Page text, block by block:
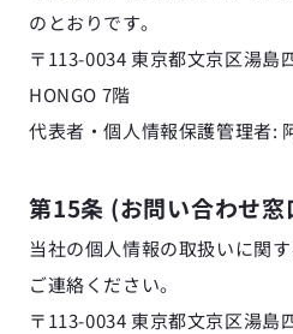
のとおりです。
〒113-0034 東京都文京区湯島
HONGO 7階
代表者・個人情報保護管理者:
第15条 (お問い合わせ窓
当社の個人情報の取扱いに関
ご連絡ください。
〒113-0034 東京都文京区湯島